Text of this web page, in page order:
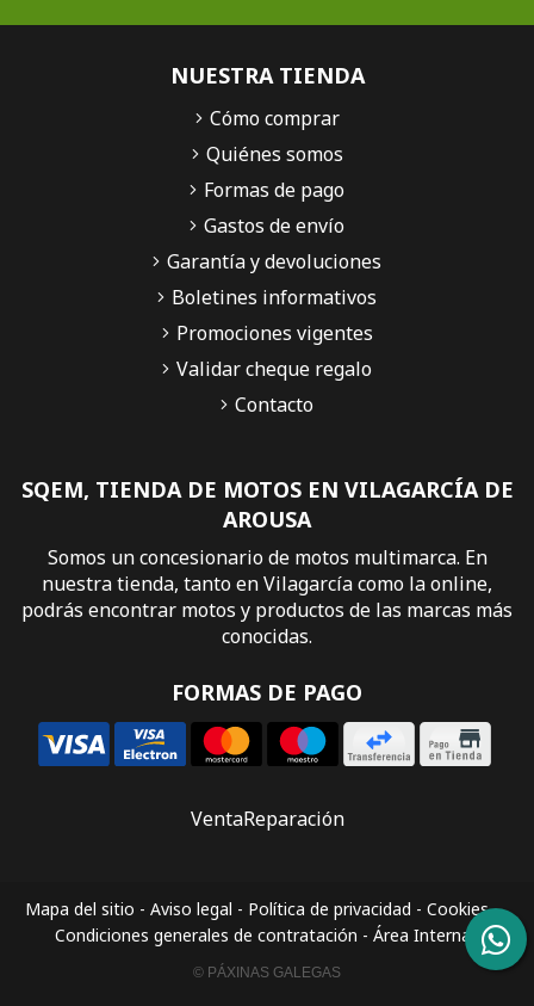
SQEM, TIENDA DE MOTOS EN VILAGARCÍA DE
AROUSA
Somos un concesionario de motos multimarca. En
nuestra tienda, tanto en Vilagarcía como la online,
podrás encontrar motos y productos de las marcas más
conocidas.
FORMAS DE PAGO
NUESTRA TIENDA
Cómo comprar
Quiénes somos
Formas de pago
Gastos de envío
Garantía y devoluciones
Boletines informativos
Promociones vigentes
Validar cheque regalo
Contacto
VentaReparación
Mapa del sitio - Aviso legal - Política de privacidad - Cookies-
Condiciones generales de contratación - Área Interna
© PÁXINAS GALEGAS